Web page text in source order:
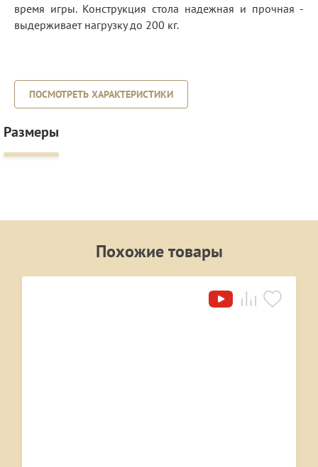
время игры. Конструкция стола надежная и прочная -
выдерживает нагрузку до 200 кг.
ПОСМОТРЕТЬ ХАРАКТЕРИСТИКИ
Размеры
Похожие товары